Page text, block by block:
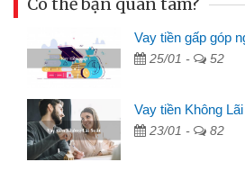
Có thể bạn quan tâm?
Vay tiền gấp góp
25/01 - 52
Vay tiền Không
23/01 - 82